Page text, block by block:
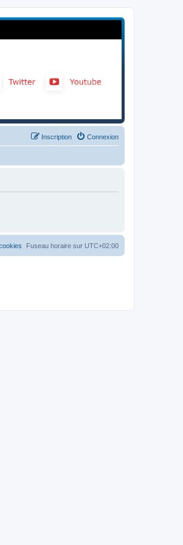
Connexion
Inscription
Fuseau horaire sur UTC+02:00